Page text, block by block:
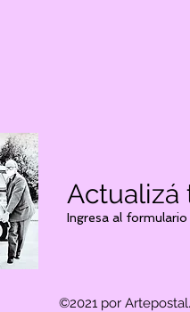
Actualizá
Ingresa al
©2021 por